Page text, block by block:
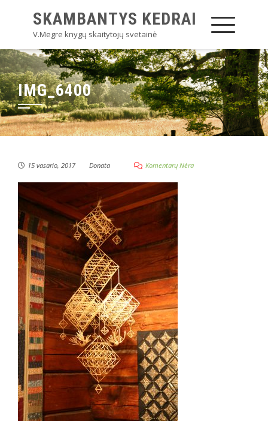
SKAMBANTYS KEDRAI
V.Megre knygų skaitytojų svetainė
IMG_6400
15 vasario, 2017 Donata Komentarų Nėra